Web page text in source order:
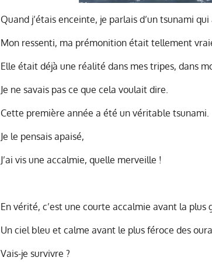
Quand j’étais enceinte, je parlais d’un tsunami
Mon ressenti, ma prémonition était tellement
Elle était déjà une réalité dans mes tripes, dans
Je ne savais pas ce que cela voulait dire.
Cette première année a été un véritable tsunami.
Je le pensais apaisé,
J’ai vis une accalmie, quelle merveille !
En vérité, c’est une courte accalmie avant la plus
Un ciel bleu et calme avant le plus féroce des
Vais-je survivre ?